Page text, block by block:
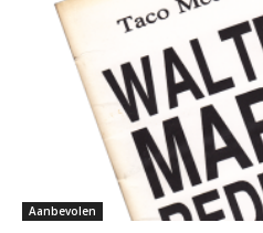
Aanbevolen